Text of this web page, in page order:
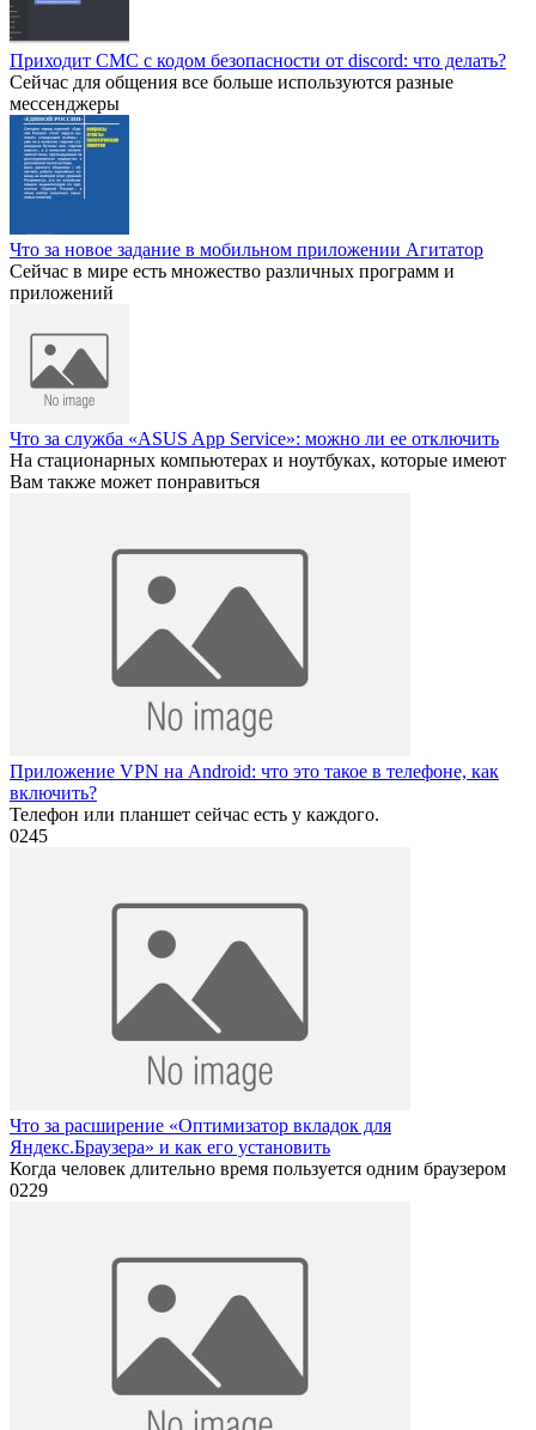
Приходит СМС с кодом безопасности от discord: что делать?
Сейчас для общения все больше используются разные
мессенджеры
Что за новое задание в мобильном приложении Агитатор
Сейчас в мире есть множество различных программ и
приложений
Что за служба «ASUS App Service»: можно ли ее отключить
На стационарных компьютерах и ноутбуках, которые имеют
Вам также может понравиться
Приложение VPN на Android: что это такое в телефоне, как
включить?
Телефон или планшет сейчас есть у каждого.
0245
Что за расширение «Оптимизатор вкладок для
Яндекс.Браузера» и как его установить
Когда человек длительно время пользуется одним браузером
0229